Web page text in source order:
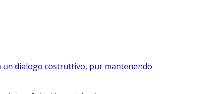
un dialogo costruttivo, pur mantenendo